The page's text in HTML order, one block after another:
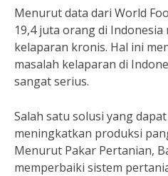
Menurut data dari World
19,4 juta orang di Indonesia
kelaparan kronis. Hal ini
masalah kelaparan di
sangat serius.
Salah satu solusi yang
meningkatkan produksi
Menurut Pakar Pertanian,
memperbaiki sistem